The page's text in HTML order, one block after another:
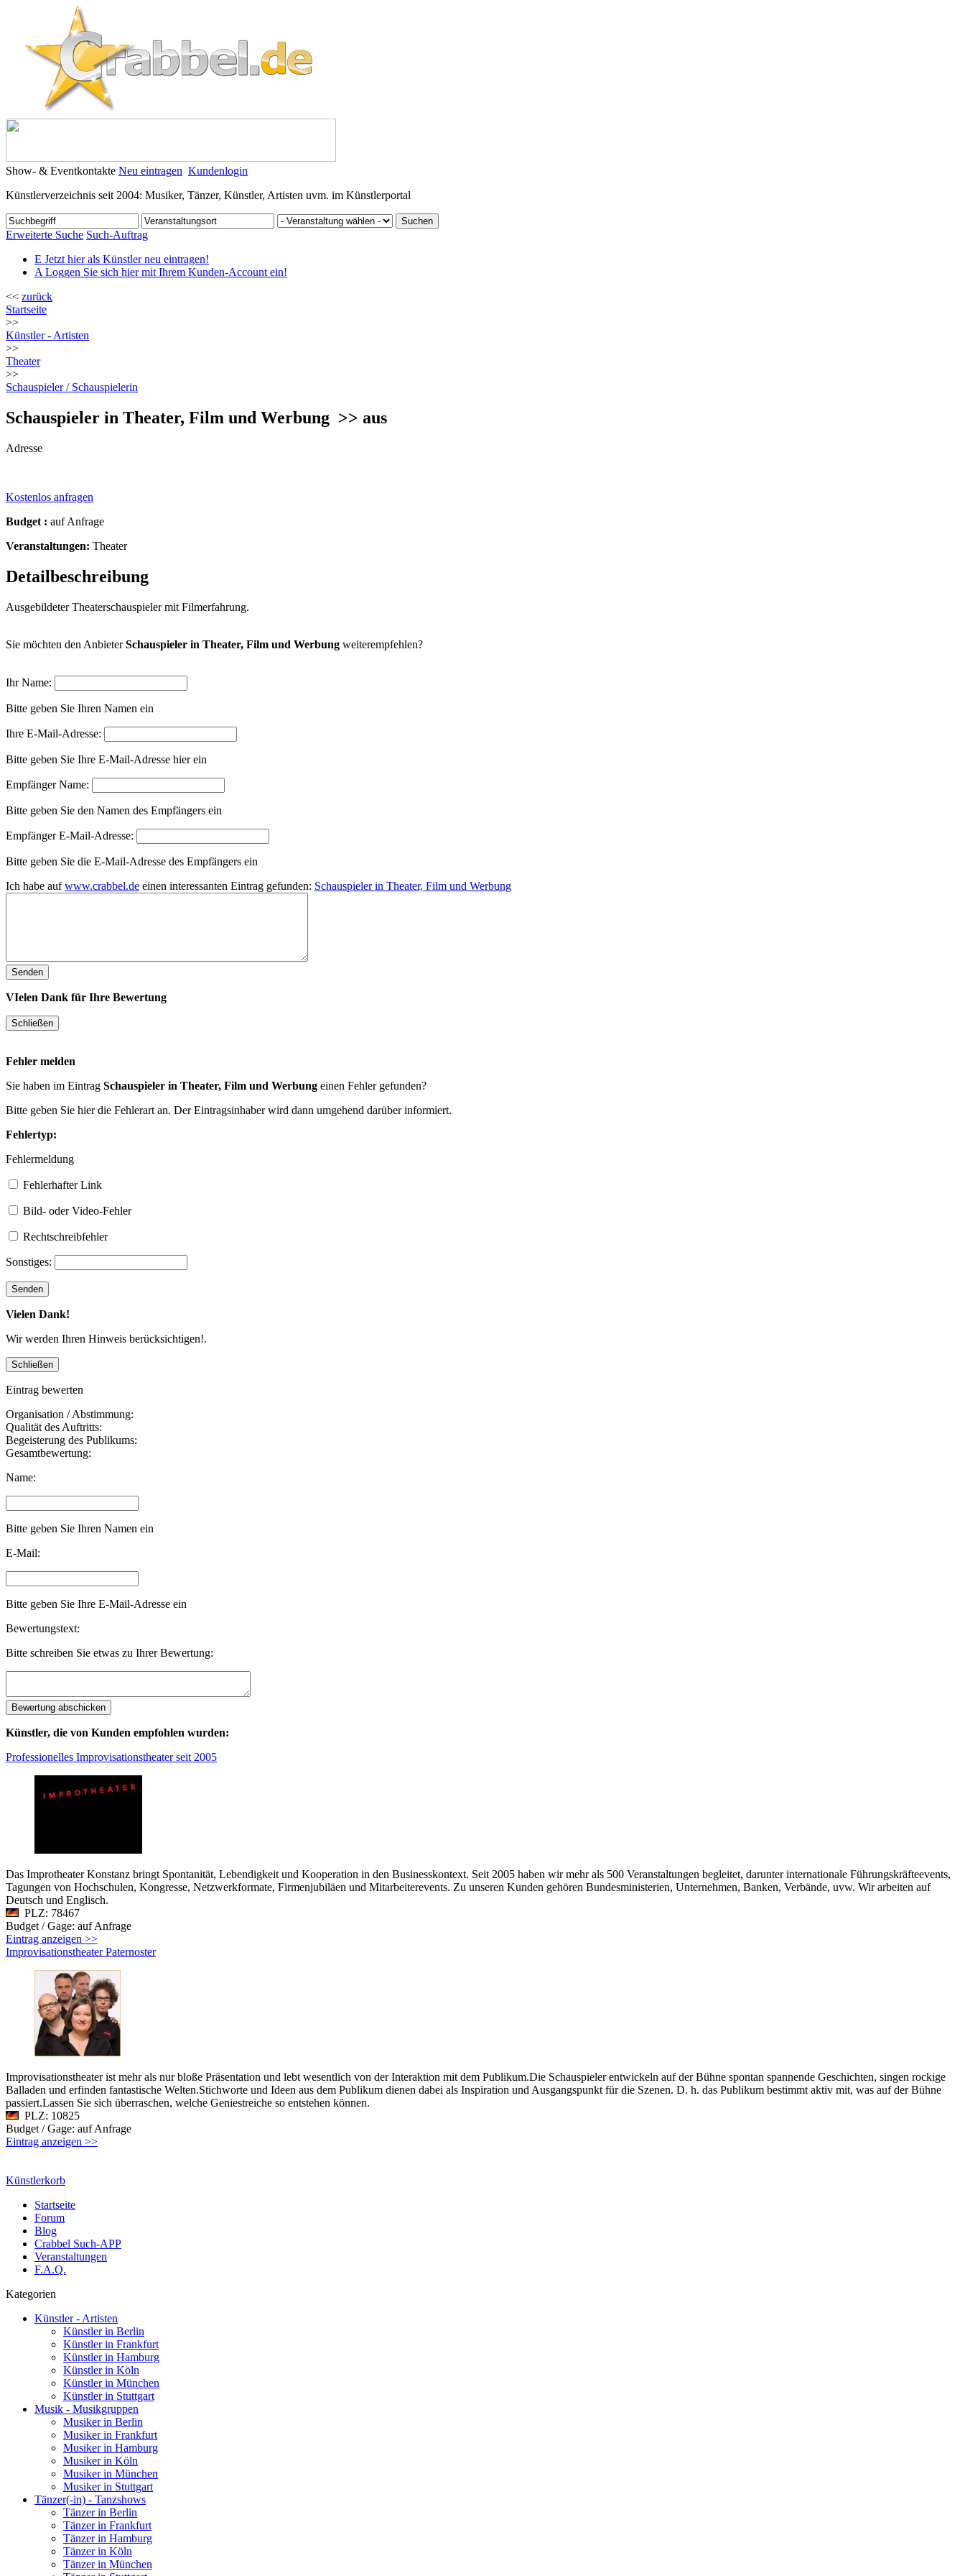
Show- & Eventkontakte Neu eintragen Kundenlogin
Künstlerverzeichnis seit 2004: Musiker, Tänzer, Künstler, Artisten uvm. im Künstlerportal
Erweiterte Suche Such-Auftrag
E Jetzt hier als Künstler neu eintragen!
A Loggen Sie sich hier mit Ihrem Kunden-Account ein!
<< zurück
Startseite
>>
Künstler - Artisten
>>
Theater
>>
Schauspieler / Schauspielerin
Schauspieler in Theater, Film und Werbung >> aus
Adresse
Kostenlos anfragen
Budget : auf Anfrage
Veranstaltungen: Theater
Detailbeschreibung
Ausgebildeter Theaterschauspieler mit Filmerfahrung.
Sie möchten den AnbieterSchauspieler in Theater, Film und Werbung weiterempfehlen?
Ihr Name:
Bitte geben Sie Ihren Namen ein
Ihre E-Mail-Adresse:
Bitte geben Sie Ihre E-Mail-Adresse hier ein
Empfänger Name:
Bitte geben Sie den Namen des Empfängers ein
Empfänger E-Mail-Adresse:
Bitte geben Sie die E-Mail-Adresse des Empfängers ein
Ich habe aufwww.crabbel.de einen interessanten Eintrag gefunden: Schauspieler in Theater, Film und Werbung
VIelen Dank für Ihre Bewertung
Fehler melden
Sie haben im Eintrag Schauspieler in Theater, Film und Werbung einen Fehler gefunden?
Bitte geben Sie hier die Fehlerart an. Der Eintragsinhaber wird dann umgehend darüber informiert.
Fehlertyp:
Fehlermeldung
Fehlerhafter Link
Bild- oder Video-Fehler
Rechtschreibfehler
Sonstiges:
Vielen Dank!
Wir werden Ihren Hinweis berücksichtigen!.
Eintrag bewerten
Organisation / Abstimmung:
Qualität des Auftritts:
Begeisterung des Publikums:
Gesamtbewertung:
Name:
Bitte geben Sie Ihren Namen ein
E-Mail:
Bitte geben Sie Ihre E-Mail-Adresse ein
Bewertungstext:
Bitte schreiben Sie etwas zu Ihrer Bewertung:
Künstler, die von Kunden empfohlen wurden:
Professionelles Improvisationstheater seit 2005
Das Improtheater Konstanz bringt Spontanität, Lebendigkeit und Kooperation in den Businesskontext. Seit 2005 haben wir mehr als 500 Veranstaltungen begleitet, darunter internationale Führungskräfteevents,
Tagungen von Hochschulen, Kongresse, Netzwerkformate, Firmenjubiläen und Mitarbeiterevents. Zu unseren Kunden gehören Bundesministerien, Unternehmen, Banken, Verbände, uvw. Wir arbeiten auf
Deutsch und Englisch.
PLZ: 78467
Budget / Gage: auf Anfrage
Eintrag anzeigen >>
Improvisationstheater Paternoster
Improvisationstheater ist mehr als nur bloße Präsentation und lebt wesentlich von der Interaktion mit dem Publikum.Die Schauspieler entwickeln auf der Bühne spontan spannende Geschichten, singen rockige
Balladen und erfinden fantastische Welten.Stichworte und Ideen aus dem Publikum dienen dabei als Inspiration und Ausgangspunkt für die Szenen. D. h. das Publikum bestimmt aktiv mit, was auf der Bühne
passiert.Lassen Sie sich überraschen, welche Geniestreiche so entstehen können.
PLZ: 10825
Budget / Gage: auf Anfrage
Eintrag anzeigen >>
Künstlerkorb
Startseite
Forum
Blog
Crabbel Such-APP
Veranstaltungen
F.A.Q.
Kategorien
Künstler - Artisten
Künstler in Berlin
Künstler in Frankfurt
Künstler in Hamburg
Künstler in Köln
Künstler in München
Künstler in Stuttgart
Musik - Musikgruppen
Musiker in Berlin
Musiker in Frankfurt
Musiker in Hamburg
Musiker in Köln
Musiker in München
Musiker in Stuttgart
Tänzer(-in) - Tanzshows
Tänzer in Berlin
Tänzer in Frankfurt
Tänzer in Hamburg
Tänzer in Köln
Tänzer in München